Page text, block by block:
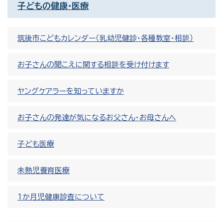
子どもの健康・医療
筑後市こどもカレンダー（乳幼児健診・各種教室・相談）
お子さんの聞こえに関する相談を受け付けます
ヤングケアラーを知っていますか
お子さんの発達が気になるお父さん・お母さんへ
子ども医療
未熟児養育医療
1か月児健康診査について